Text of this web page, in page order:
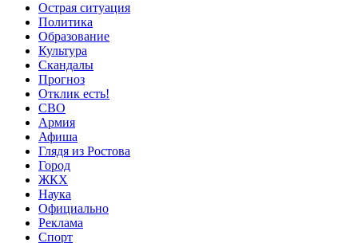
Острая ситуация
Политика
Образование
Культура
Скандалы
Прогноз
Отклик есть!
СВО
Армия
Афиша
Глядя из Ростова
Город
ЖКХ
Наука
Официально
Реклама
Спорт